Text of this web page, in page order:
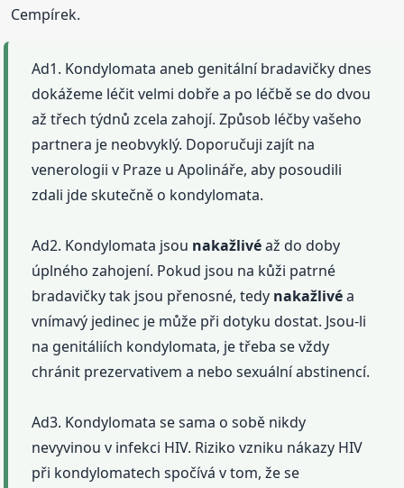
Cempírek.
Ad1. Kondylomata aneb genitální bradavičky dnes
dokážeme léčit velmi dobře a po léčbě se do dvou
až třech týdnů zcela zahojí. Způsob léčby vašeho
partnera je neobvyklý. Doporučuji zajít na
venerologii v Praze u Apolináře, aby posoudili
zdali jde skutečně o kondylomata.
Ad2. Kondylomata jsou nakažlivéaž do doby
úplného zahojení. Pokud jsou na kůži patrné
bradavičky tak jsou přenosné, tedy nakažlivéa
vnímavý jedinec je může při dotyku dostat. Jsou-li
na genitáliích kondylomata, je třeba se vždy
chránit prezervativem a nebo sexuální abstinencí.
Ad3. Kondylomata se sama o sobě nikdy
nevyvinou v infekci HIV. Riziko vzniku nákazy HIV
při kondylomatech spočívá v tom, že se